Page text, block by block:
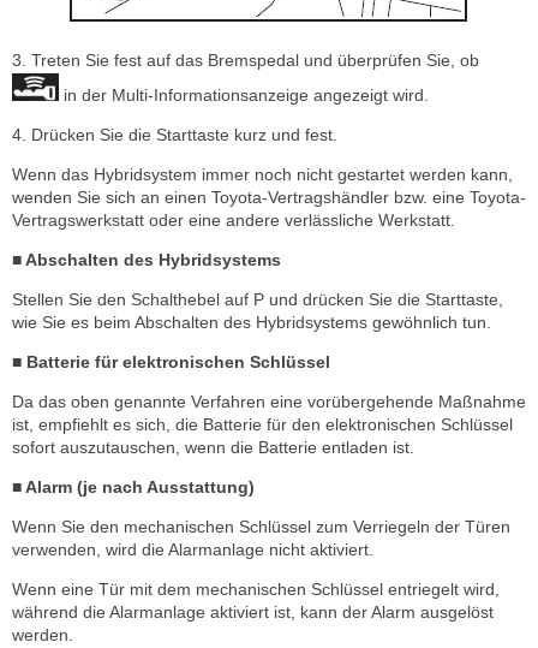
3. Treten Sie fest auf das Bremspedal und überprüfen Sie, ob
in der Multi-Informationsanzeige angezeigt wird.
4. Drücken Sie die Starttaste kurz und fest.
Wenn das Hybridsystem immer noch nicht gestartet werden kann,
wenden Sie sich an einen Toyota-Vertragshändler bzw. eine Toyota-
Vertragswerkstatt oder eine andere verlässliche Werkstatt.
■ Abschalten des Hybridsystems
Stellen Sie den Schalthebel auf P und drücken Sie die Starttaste,
wie Sie es beim Abschalten des Hybridsystems gewöhnlich tun.
■ Batterie für elektronischen Schlüssel
Da das oben genannte Verfahren eine vorübergehende Maßnahme
ist, empfiehlt es sich, die Batterie für den elektronischen Schlüssel
sofort auszutauschen, wenn die Batterie entladen ist.
■ Alarm (je nach Ausstattung)
Wenn Sie den mechanischen Schlüssel zum Verriegeln der Türen
verwenden, wird die Alarmanlage nicht aktiviert.
Wenn eine Tür mit dem mechanischen Schlüssel entriegelt wird,
während die Alarmanlage aktiviert ist, kann der Alarm ausgelöst
werden.